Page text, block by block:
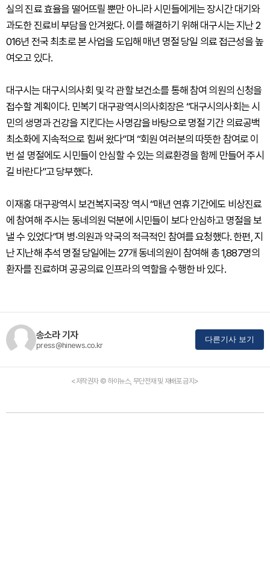
실의 진료 효율을 떨어뜨릴 뿐만 아니라 시민들에게는 장시간 대기와
과도한 진료비 부담을 안겨왔다. 이를 해결하기 위해 대구시는 지난 2
016년 전국 최초로 본 사업을 도입해 매년 명절 당일 의료 접근성을 높
여오고 있다.
대구시는 대구시의사회 및 각 관할 보건소를 통해 참여 의원의 신청을
접수할 계획이다. 민복기 대구광역시의사회장은 “대구시의사회는 시
민의 생명과 건강을 지킨다는 사명감을 바탕으로 명절 기간 의료공백
최소화에 지속적으로 힘써 왔다”며 “회원 여러분의 따뜻한 참여로 이
번 설 명절에도 시민들이 안심할 수 있는 의료환경을 함께 만들어 주시
길 바란다”고 당부했다.
이재홍 대구광역시 보건복지국장 역시 “매년 연휴 기간에도 비상진료
에 참여해 주시는 동네의원 덕분에 시민들이 보다 안심하고 명절을 보
낼 수 있었다”며 병·의원과 약국의 적극적인 참여를 요청했다. 한편, 지
난 지난해 추석 명절 당일에는 27개 동네의원이 참여해 총 1,887명의
환자를 진료하며 공공의료 인프라의 역할을 수행한 바 있다.
송소라 기자
press@hinews.co.kr
다른기사 보기
<저작권자 © 하이뉴스, 무단전재 및 재배포 금지>